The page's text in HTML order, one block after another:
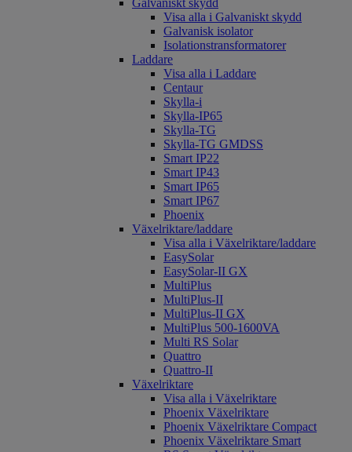
Visa alla i Galvaniskt skydd
Galvanisk isolator
Isolationstransformatorer
Laddare
Visa alla i Laddare
Centaur
Skylla-i
Skylla-IP65
Skylla-TG
Skylla-TG GMDSS
Smart IP22
Smart IP43
Smart IP65
Smart IP67
Phoenix
Växelriktare/laddare
Visa alla i Växelriktare/laddare
EasySolar
EasySolar-II GX
MultiPlus
MultiPlus-II
MultiPlus-II GX
MultiPlus 500-1600VA
Multi RS Solar
Quattro
Quattro-II
Växelriktare
Visa alla i Växelriktare
Phoenix Växelriktare
Phoenix Växelriktare Compact
Phoenix Växelriktare Smart